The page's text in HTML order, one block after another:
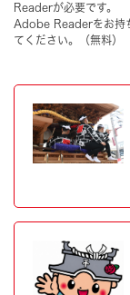
Readerが必要です。
Adobe Readerをお持
てください。（無料）